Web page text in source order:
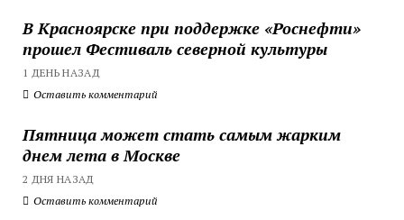
В Красноярске при поддержке «Роснефти»
прошел Фестиваль северной культуры
1 ДЕНЬ НАЗАД
Оставить комментарий
Пятница может стать самым жарким
днем лета в Москве
2 ДНЯ НАЗАД
Оставить комментарий